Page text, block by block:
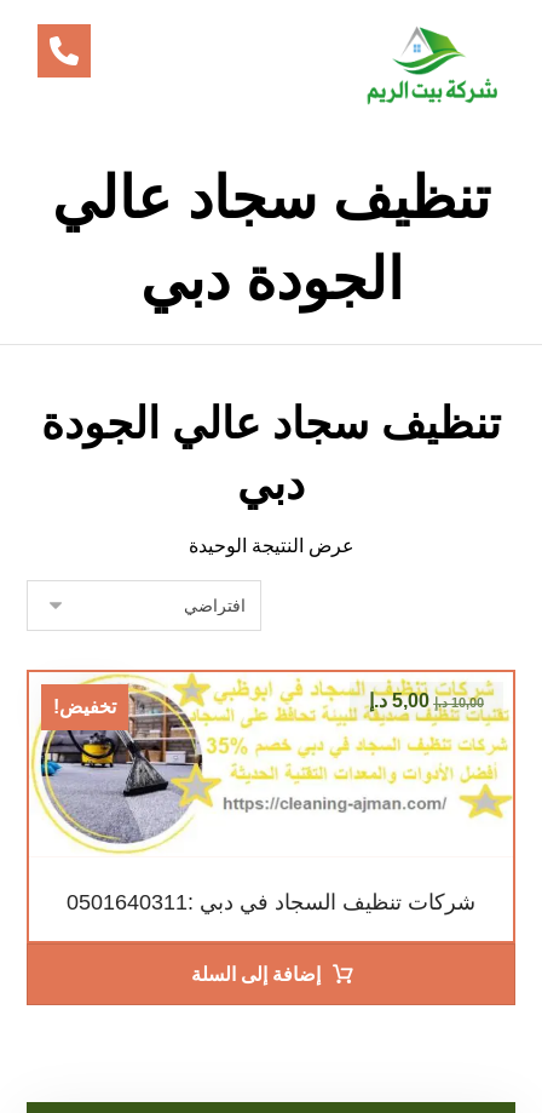
تنظيف سجاد عالي
الجودة دبي
تنظيف سجاد عالي الجودة
دبي
عرض النتيجة الوحيدة
تخفيض!
شركات تنظيف السجاد في دبي :0501640311
10,00 د.إ 5,00 د.إ
إضافة إلى السلة